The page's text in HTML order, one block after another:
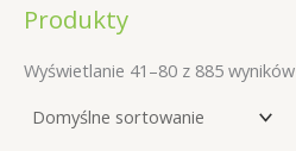
Produkty
Wyświetlanie 41–80 z 885 wyników